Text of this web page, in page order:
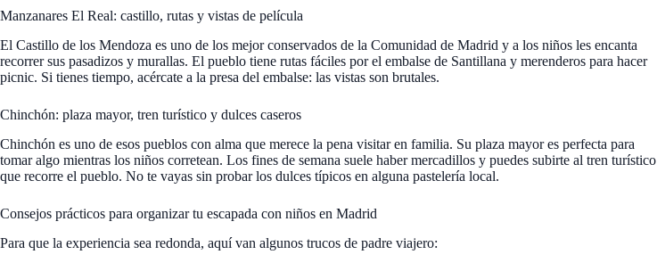
Manzanares El Real: castillo, rutas y vistas de película
El Castillo de los Mendoza es uno de los mejor conservados de la Comunidad de Madrid y a los niños les encanta
recorrer sus pasadizos y murallas. El pueblo tiene rutas fáciles por el embalse de Santillana y merenderos para hacer
picnic. Si tienes tiempo, acércate a la presa del embalse: las vistas son brutales.
Chinchón: plaza mayor, tren turístico y dulces caseros
Chinchón es uno de esos pueblos con alma que merece la pena visitar en familia. Su plaza mayor es perfecta para
tomar algo mientras los niños corretean. Los fines de semana suele haber mercadillos y puedes subirte al tren turístico
que recorre el pueblo. No te vayas sin probar los dulces típicos en alguna pastelería local.
Consejos prácticos para organizar tu escapada con niños en Madrid
Para que la experiencia sea redonda, aquí van algunos trucos de padre viajero: